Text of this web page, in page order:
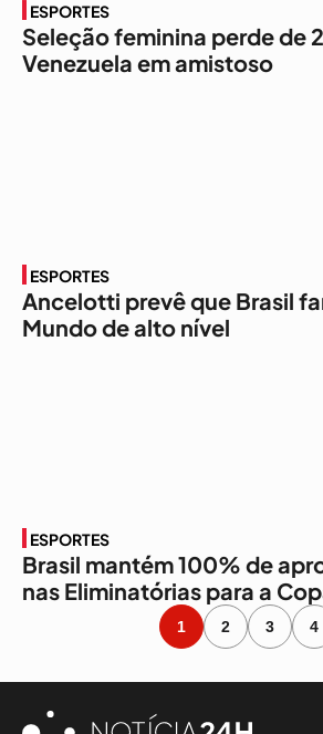
ESPORTES
Seleção feminina perde de 2
Venezuela em amistoso
ESPORTES
Ancelotti prevê que Brasil
Mundo de alto nível
ESPORTES
Brasil mantém 100% de
nas Eliminatórias para a
1 2 3 4